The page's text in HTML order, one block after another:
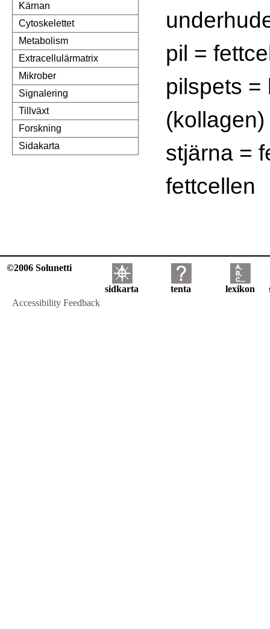
Kärnan
Cytoskelettet
Metabolism
Extracellulärmatrix
Mikrober
Signalering
Tillväxt
Forskning
Sidakarta
pil =
pilspets =
(kollagen)
stjärna =
fettcellen
©2006 Solunetti
sidkarta tenta lexikon
Accessibility Feedback